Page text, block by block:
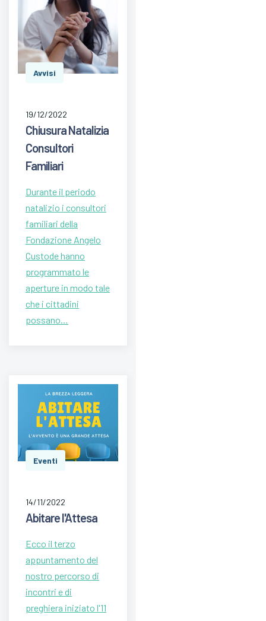
Avvisi
19/12/2022
Chiusura Natalizia
Consultori
Familiari
Durante il periodo
natalizio i consultori
familiari della
Fondazione Angelo
Custode hanno
programmato le
aperture in modo tale
che i cittadini
possano…
Eventi
14/11/2022
Abitare l'Attesa
Ecco il terzo
appuntamento del
nostro percorso di
incontri e di
preghiera iniziato l'11